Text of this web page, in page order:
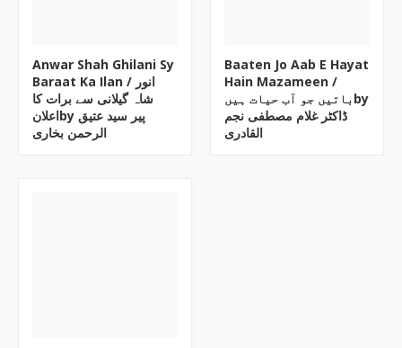
Anwar Shah Ghilani Sy
Baraat Ka Ilan / انور
شاہ گیلانی سے برات کا
اعلانby پیر سید عتیق
الرحمن بخاری
Baaten Jo Aab E Hayat
Hain Mazameen /
باتیں جو آب حیات ہیںby
ڈاکٹر غلام مصطفی نجم
القادری